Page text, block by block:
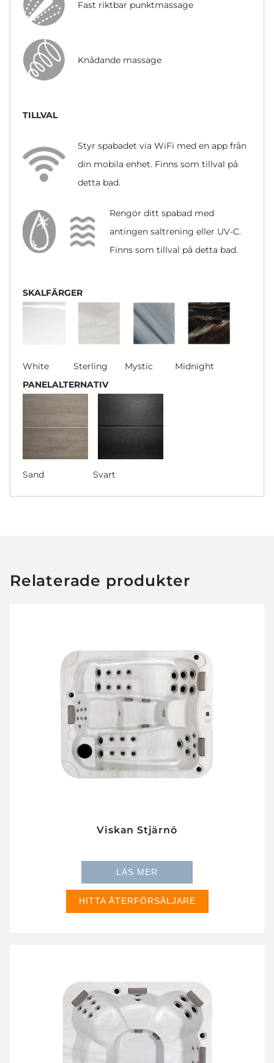
Fast riktbar punktmassage
Knådande massage
TILLVAL
Styr spabadet via WiFi med en app från
din mobila enhet. Finns som tillval på
detta bad.
Rengör ditt spabad med
antingen saltrening eller UV-C.
Finns som tillval på detta bad.
SKALFÄRGER
White Sterling Mystic Midnight
PANELALTERNATIV
Sand Svart
Relaterade produkter
Viskan Stjärnö
LÄS MER
HITTA ÅTERFÖRSÄLJARE